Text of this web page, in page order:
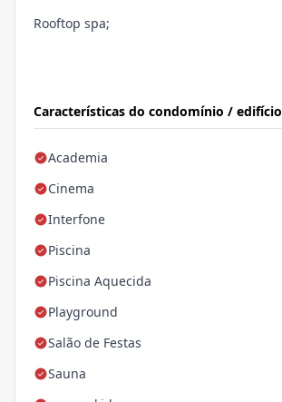
Características do condomínio / edifício
Academia
Cinema
Interfone
Piscina
Piscina Aquecida
Playground
Salão de Festas
Sauna
Rooftop spa;